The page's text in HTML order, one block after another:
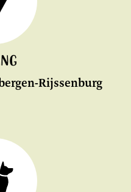
Rijssenburg